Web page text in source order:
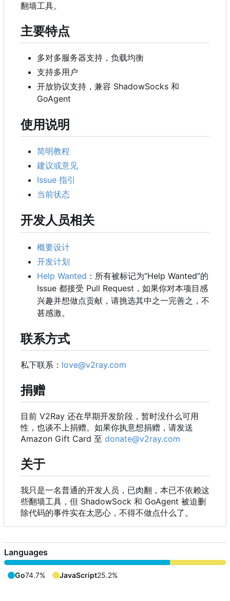
翻墙工具。
主要特点
多对多服务器支持，负载均衡
支持多用户
开放协议支持，兼容 ShadowSocks 和
GoAgent
使用说明
简明教程
建议或意见
Issue 指引
当前状态
开发人员相关
概要设计
开发计划
Help Wanted ：所有被标记为“Help Wanted”的
Issue 都接受 Pull Request，如果你对本项目感
兴趣并想做点贡献，请挑选其中之一完善之，不
甚感激。
联系方式
私下联系： love@v2ray.com
捐赠
目前 V2Ray 还在早期开发阶段，暂时没什么可用
性，也谈不上捐赠。如果你执意想捐赠，请发送
Amazon Gift Card 至 donate@v2ray.com
关于
我只是一名普通的开发人员，已肉翻，本已不依赖这
些翻墙工具，但 ShadowSock 和 GoAgent 被迫删
除代码的事件实在太恶心，不得不做点什么了。
Languages
Go74.7% JavaScript25.2%